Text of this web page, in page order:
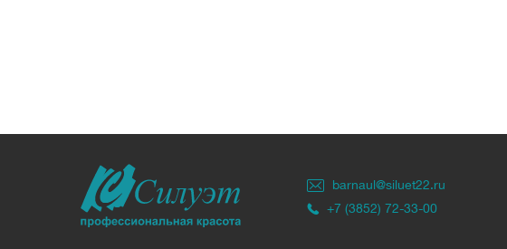
barnaul@siluet22.ru
+7 (3852) 72-33-00